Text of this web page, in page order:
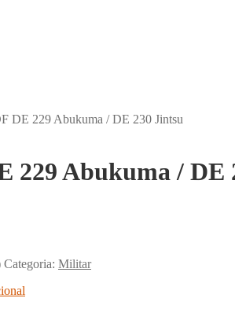
DE 229 Abukuma / DE 230 Jintsu
229 Abukuma / DE
Categoria: Militar